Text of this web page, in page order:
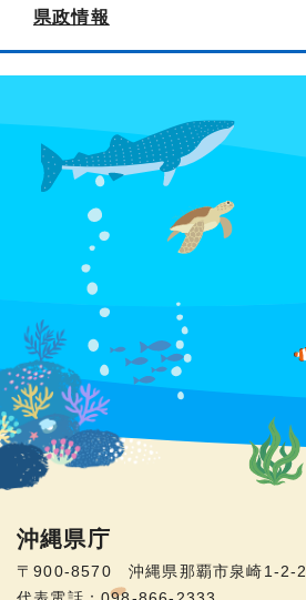
県政情報
沖縄県庁
〒900-8570 沖縄県那覇市泉崎1-2-2